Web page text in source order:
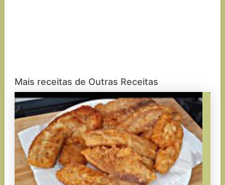
Mais receitas de Outras Receitas